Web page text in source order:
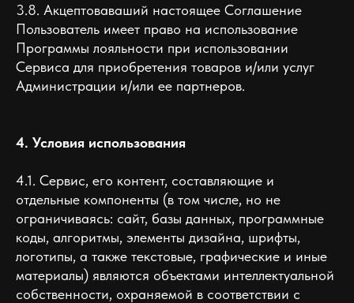
3.8. Акцептоваваший настоящее Соглашение
Пользователь имеет право на использование
Программы лояльности при использовании
Сервиса для приобретения товаров и/или услуг
Администрации и/или ее партнеров.
4. Условия использования
4.1. Сервис, его контент, составляющие и
отдельные компоненты (в том числе, но не
ограничиваясь: сайт, базы данных, программные
коды, алгоритмы, элементы дизайна, шрифты,
логотипы, а также текстовые, графические и иные
материалы) являются объектами интеллектуальной
собственности, охраняемой в соответствии с